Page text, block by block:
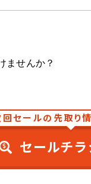
ませんか？
回セールの先取り
セールチラ